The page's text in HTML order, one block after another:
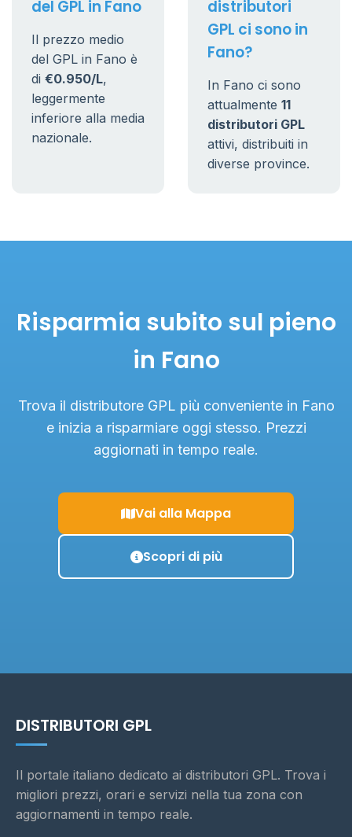
del GPL in Fano
Il prezzo medio
del GPL in Fano è
di €0.950/L,
leggermente
inferiore alla media
nazionale.
distributori
GPL ci sono in
Fano?
In Fano ci sono
attualmente 11
distributori GPL
attivi, distribuiti in
diverse province.
Risparmia subito sul pieno
in Fano
Trova il distributore GPL più conveniente in Fano
e inizia a risparmiare oggi stesso. Prezzi
aggiornati in tempo reale.
Vai alla Mappa
Scopri di più
DISTRIBUTORI GPL
Il portale italiano dedicato ai distributori GPL. Trova i
migliori prezzi, orari e servizi nella tua zona con
aggiornamenti in tempo reale.